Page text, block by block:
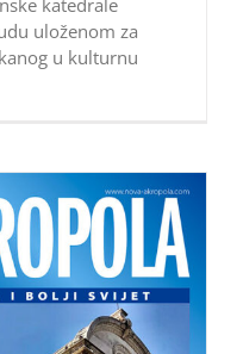
katedrale
uloženom za
u kulturnu